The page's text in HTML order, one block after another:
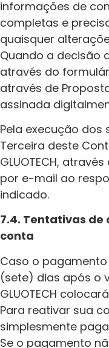
informações de
completas e
quaisquer
Quando a decisão
através do
através de
assinada
Pela execução dos
Terceira deste
GLUOTECH,
por e-mail ao
indicado.
7.4. Tentativas de
conta
Caso o
(sete) dias após o
GLUOTECH
Para reativar sua
simplesmente
Se o pagamento